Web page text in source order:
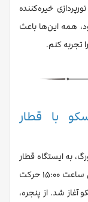
خیره‌کننده
همه این‌ها باعث
تجربه کنم.
با قطار
به ایستگاه قطار
رفتیم تا سوار قطار سریع‌السیر شویم. قطار رأس ساعت ۱۵:۰۰ حرکت
آغاز شد. از پنجره،